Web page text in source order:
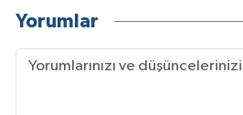
Yorumlar